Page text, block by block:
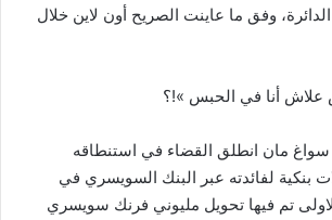
وفق ما عاينت الصريح أون لاين خلال
أنا في الحبس »!؟
سواغ مان انطلق القضاء في استنطاقه
بنكية لفائدته عبر البنك السويسري في
تم فيها تحويل مليوني فرنك سويسري